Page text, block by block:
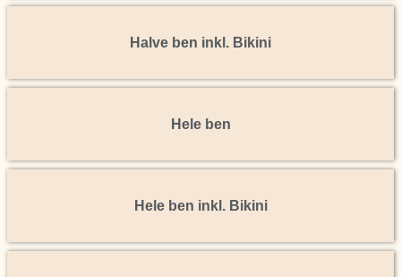
Halve ben inkl. Bikini
Hele ben
Hele ben inkl. Bikini